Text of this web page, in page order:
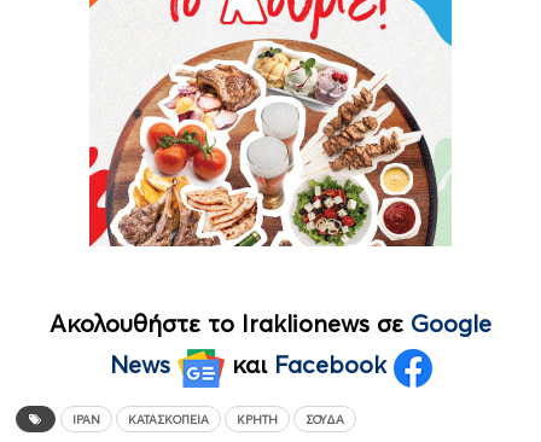
Ακολουθήστε το Iraklionews σε Google
News
και Facebook
ΙΡΆΝ ΚΑΤΑΣΚΟΠΕΊΑ ΚΡΉΤΗ ΣΟΎΔΑ